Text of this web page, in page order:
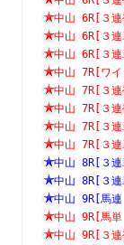
中山 6R[
中山 6R[
中山 6R[
中山 7R[ワ
中山 7R[３
中山 7R[３
中山 7R[３
中山 7R[３
中山 8R[
中山 8R[
中山 9R[馬
中山 9R[馬
中山 9R[３